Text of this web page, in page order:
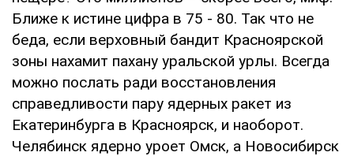
Ближе к истине цифра в 75 - 80. Так что не
беда, если верховный бандит Красноярской
зоны нахамит пахану уральской урлы. Всегда
можно послать ради восстановления
справедливости пару ядерных ракет из
Екатеринбурга в Красноярск, и наоборот.
Челябинск ядерно уроет Омск, а Новосибирск